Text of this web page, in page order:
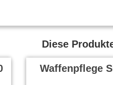
Diese
Waffenpflege